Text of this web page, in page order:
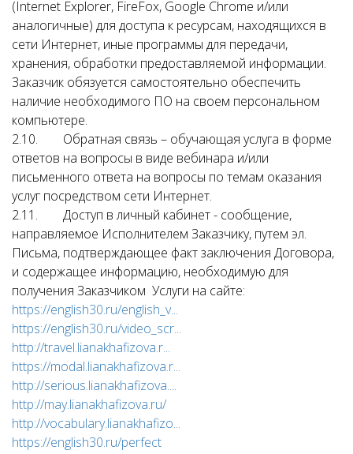
(Internet Explorer, FireFox, Google Chrome и/или
аналогичные) для доступа к ресурсам, находящихся в
сети Интернет, иные программы для передачи,
хранения, обработки предоставляемой информации.
Заказчик обязуется самостоятельно обеспечить
наличие необходимого ПО на своем персональном
компьютере.
2.10. Обратная связь – обучающая услуга в форме
ответов на вопросы в виде вебинара и/или
письменного ответа на вопросы по темам оказания
услуг посредством сети Интернет.
2.11. Доступ в личный кабинет - сообщение,
направляемое Исполнителем Заказчику, путем эл.
Письма, подтверждающее факт заключения Договора,
и содержащее информацию, необходимую для
получения Заказчиком Услуги на сайте:
https://english30.ru/english_v...
https://english30.ru/video_scr...
http://travel.lianakhafizova.r...
https://modal.lianakhafizova.r...
http://serious.lianakhafizova....
http://may.lianakhafizova.ru/
http://vocabulary.lianakhafizo...
https://english30.ru/perfect